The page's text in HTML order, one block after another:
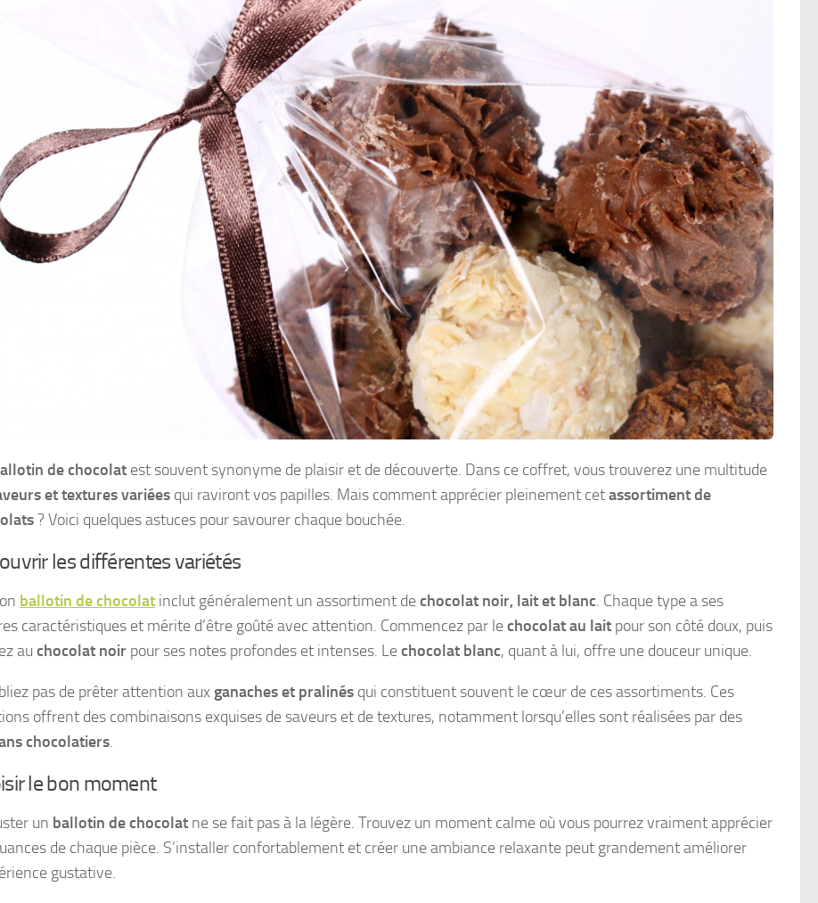
de chocolat est souvent synonyme de plaisir et de découverte. Dans ce coffret, vous trouverez une multitude
et textures variées qui raviront vos papilles. Mais comment apprécier pleinement cetassortiment de
? Voici quelques astuces pour savourer chaque bouchée.
les différentes variétés
ballotin de chocolat inclut généralement un assortiment dechocolat noir, lait et blanc. Chaque type a ses
caractéristiques et mérite d’être goûté avec attention. Commencez par lechocolat au lait pour son côté doux, puis
au chocolat noir pour ses notes profondes et intenses. Lechocolat blanc, quant à lui, offre une douceur unique.
pas de prêter attention aux ganaches et pralinés qui constituent souvent le cœur de ces assortiments. Ces
offrent des combinaisons exquises de saveurs et de textures, notamment lorsqu’elles sont réalisées par des
chocolatiers.
le bon moment
un ballotin de chocolat ne se fait pas à la légère. Trouvez un moment calme où vous pourrez vraiment apprécier
de chaque pièce. S’installer confortablement et créer une ambiance relaxante peut grandement améliorer
gustative.